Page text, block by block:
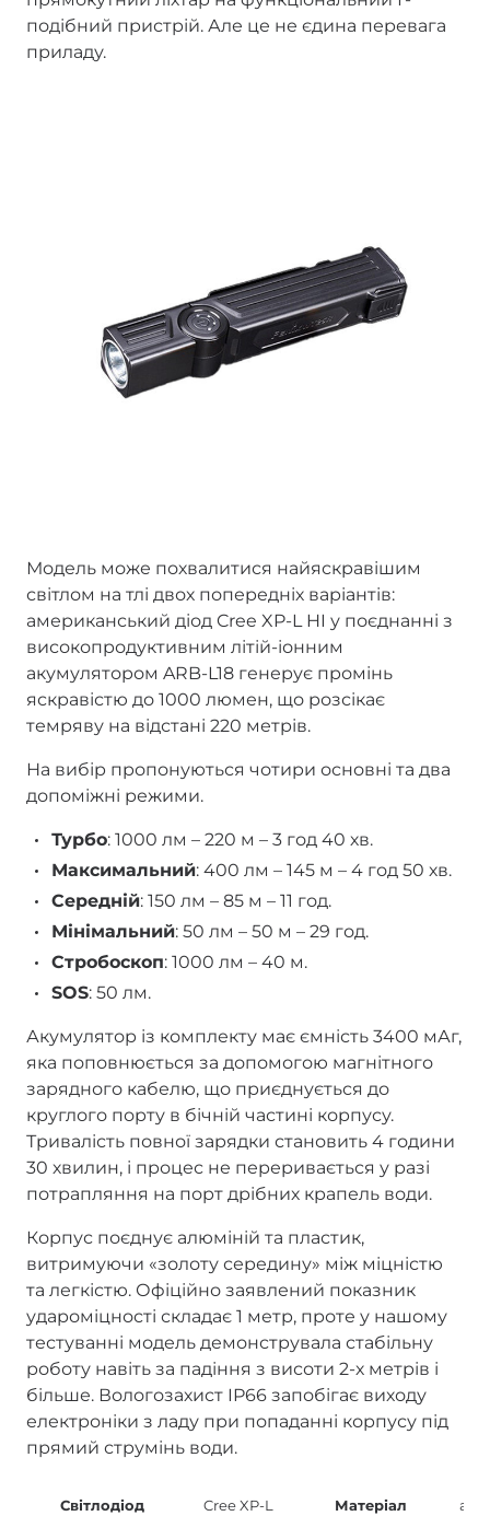
подібний пристрій. Але це не єдина перевага
приладу.
Модель може похвалитися найяскравішим
світлом на тлі двох попередніх варіантів:
американський діод Cree XP-L HI у поєднанні з
високопродуктивним літій-іонним
акумулятором ARB-L18 генерує промінь
яскравістю до 1000 люмен, що розсікає
темряву на відстані 220 метрів.
На вибір пропонуються чотири основні та два
допоміжні режими.
Турбо: 1000 лм – 220 м – 3 год 40 хв.
Максимальний: 400 лм – 145 м – 4 год 50 хв.
Середній: 150 лм – 85 м – 11 год.
Мінімальний: 50 лм – 50 м – 29 год.
Стробоскоп: 1000 лм – 40 м.
SOS: 50 лм.
Акумулятор із комплекту має ємність 3400 мАг,
яка поповнюється за допомогою магнітного
зарядного кабелю, що приєднується до
круглого порту в бічній частині корпусу.
Тривалість повної зарядки становить 4 години
30 хвилин, і процес не переривається у разі
потрапляння на порт дрібних крапель води.
Корпус поєднує алюміній та пластик,
витримуючи «золоту середину» між міцністю
та легкістю. Офіційно заявлений показник
удароміцності складає 1 метр, проте у нашому
тестуванні модель демонструвала стабільну
роботу навіть за падіння з висоти 2-х метрів і
більше. Вологозахист IP66 запобігає виходу
електроніки з ладу при попаданні корпусу під
прямий струмінь води.
Світлодіод
Cree XP-L
Матеріал